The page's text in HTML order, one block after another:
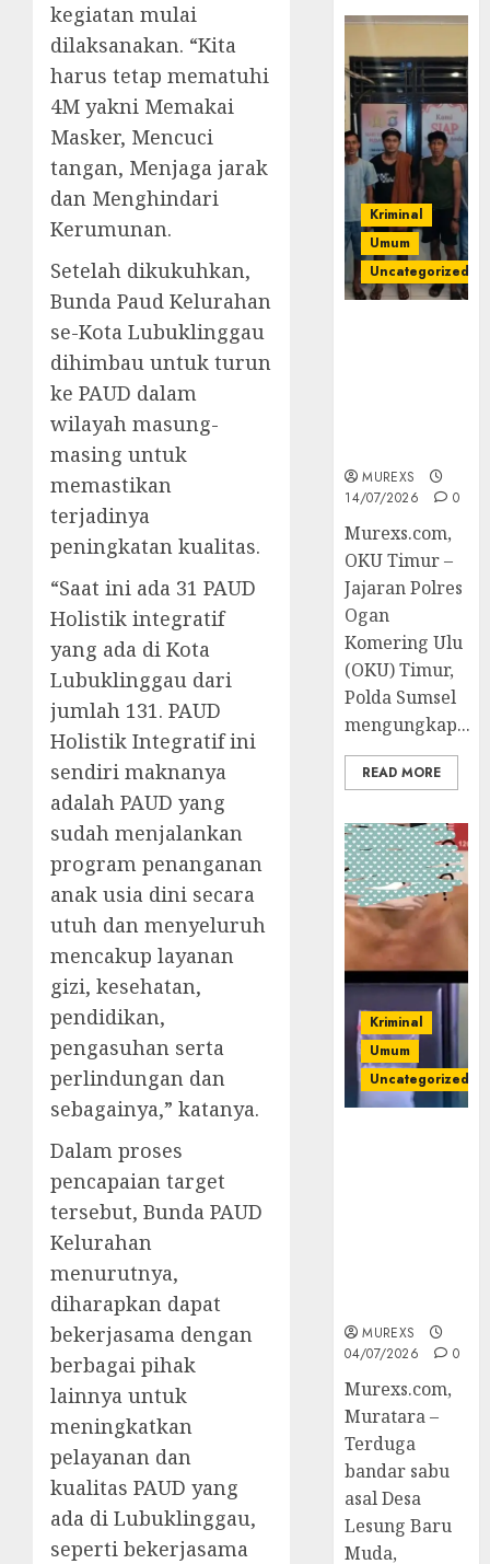
kegiatan mulai
dilaksanakan. “Kita
harus tetap mematuhi
4M yakni Memakai
Masker, Mencuci
tangan, Menjaga jarak
dan Menghindari
Kerumunan.
Setelah dikukuhkan,
Bunda Paud Kelurahan
se-Kota Lubuklinggau
dihimbau untuk turun
ke PAUD dalam
wilayah masung-
masing untuk
memastikan
terjadinya
peningkatan kualitas.
“Saat ini ada 31 PAUD
Holistik integratif
yang ada di Kota
Lubuklinggau dari
jumlah 131. PAUD
Holistik Integratif ini
sendiri maknanya
adalah PAUD yang
sudah menjalankan
program penanganan
anak usia dini secara
utuh dan menyeluruh
mencakup layanan
gizi, kesehatan,
pendidikan,
pengasuhan serta
perlindungan dan
sebagainya,” katanya.
Dalam proses
pencapaian target
tersebut, Bunda PAUD
Kelurahan
menurutnya,
diharapkan dapat
bekerjasama dengan
berbagai pihak
lainnya untuk
meningkatkan
pelayanan dan
kualitas PAUD yang
ada di Lubuklinggau,
seperti bekerjasama
Kriminal
Umum
Uncategorized
MUREXS
14/07/2026
0
Murexs.com,
OKU Timur –
Jajaran Polres
Ogan
Komering Ulu
(OKU) Timur,
Polda Sumsel
mengungkap...
READ MORE
Kriminal
Umum
Uncategorized
MUREXS
04/07/2026
0
Murexs.com,
Muratara –
Terduga
bandar sabu
asal Desa
Lesung Baru
Muda,